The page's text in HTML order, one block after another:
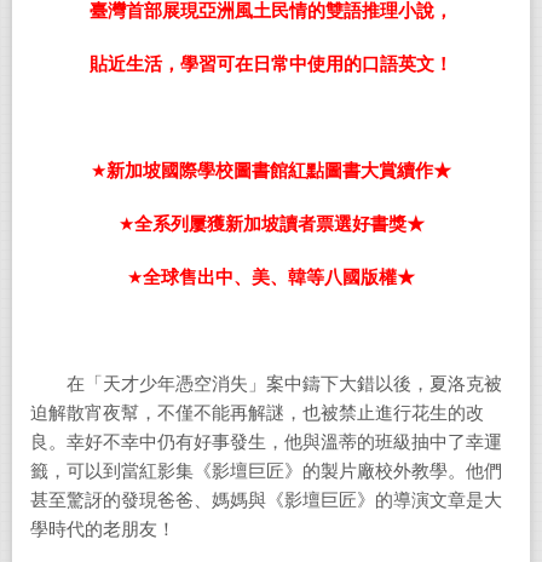
臺灣首部展現亞洲風土民情的雙語推理小說，
貼近生活，學習可在日常中使用的口語英文！
★新加坡國際學校圖書館紅點圖書大賞續作★
★全系列屢獲新加坡讀者票選好書獎★
★全球售出中、美、韓等八國版權★
在「天才少年憑空消失」案中鑄下大錯以後，夏洛克被
迫解散宵夜幫，不僅不能再解謎，也被禁止進行花生的改
良。幸好不幸中仍有好事發生，他與溫蒂的班級抽中了幸運
籤，可以到當紅影集《影壇巨匠》的製片廠校外教學。他們
甚至驚訝的發現爸爸、媽媽與《影壇巨匠》的導演文章是大
學時代的老朋友！